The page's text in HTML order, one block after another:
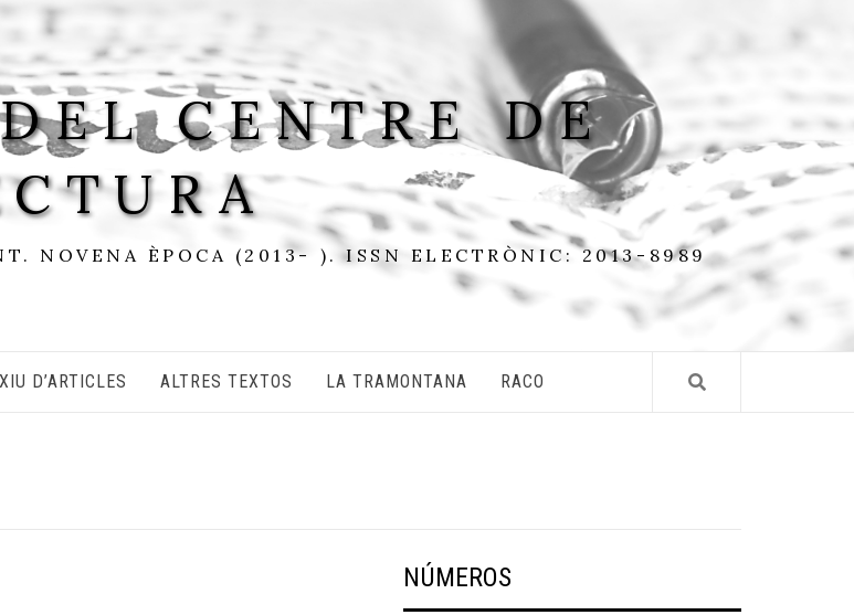
CENTRE DE
NOVENA ÈPOCA (2013- ). ISSN ELECTRÒNIC: 2013-8989
D’ARTICLES ALTRES TEXTOS LA TRAMONTANA RACO
NÚMEROS